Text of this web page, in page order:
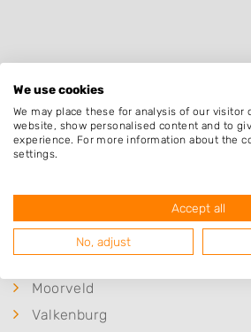
Plaatsen in de buurt
Hulsberg
Wijnandsrade
Moorveld
Valkenburg
We use cookies
We may place these for analysis of our visitor
website, show personalised content and to
experience. For more information about the
settings.
Accept all
No, adjust